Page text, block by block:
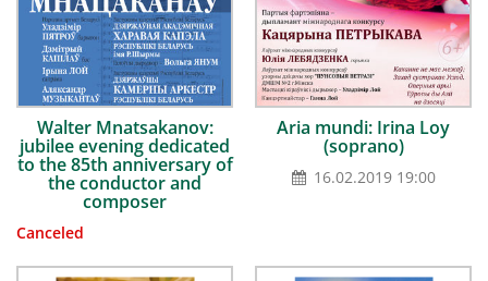
Walter Mnatsakanov:
jubilee evening dedicated
to the 85th anniversary of
the conductor and
composer
Canceled
Aria mundi: Irina Loy
(soprano)
16.02.2019 19:00